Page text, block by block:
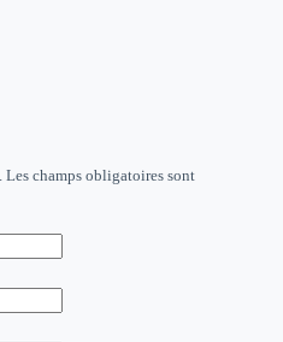
Les champs obligatoires sont